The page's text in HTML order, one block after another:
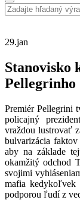
29.jan
Stanovisko
Pellegrinho
Premiér Pellegrini
policajný
vraždou lustrovať
bulvarizácia
aby na základe
okamžitý odchod
svojimi
mafia kedykoľvek
podporou ľudí z